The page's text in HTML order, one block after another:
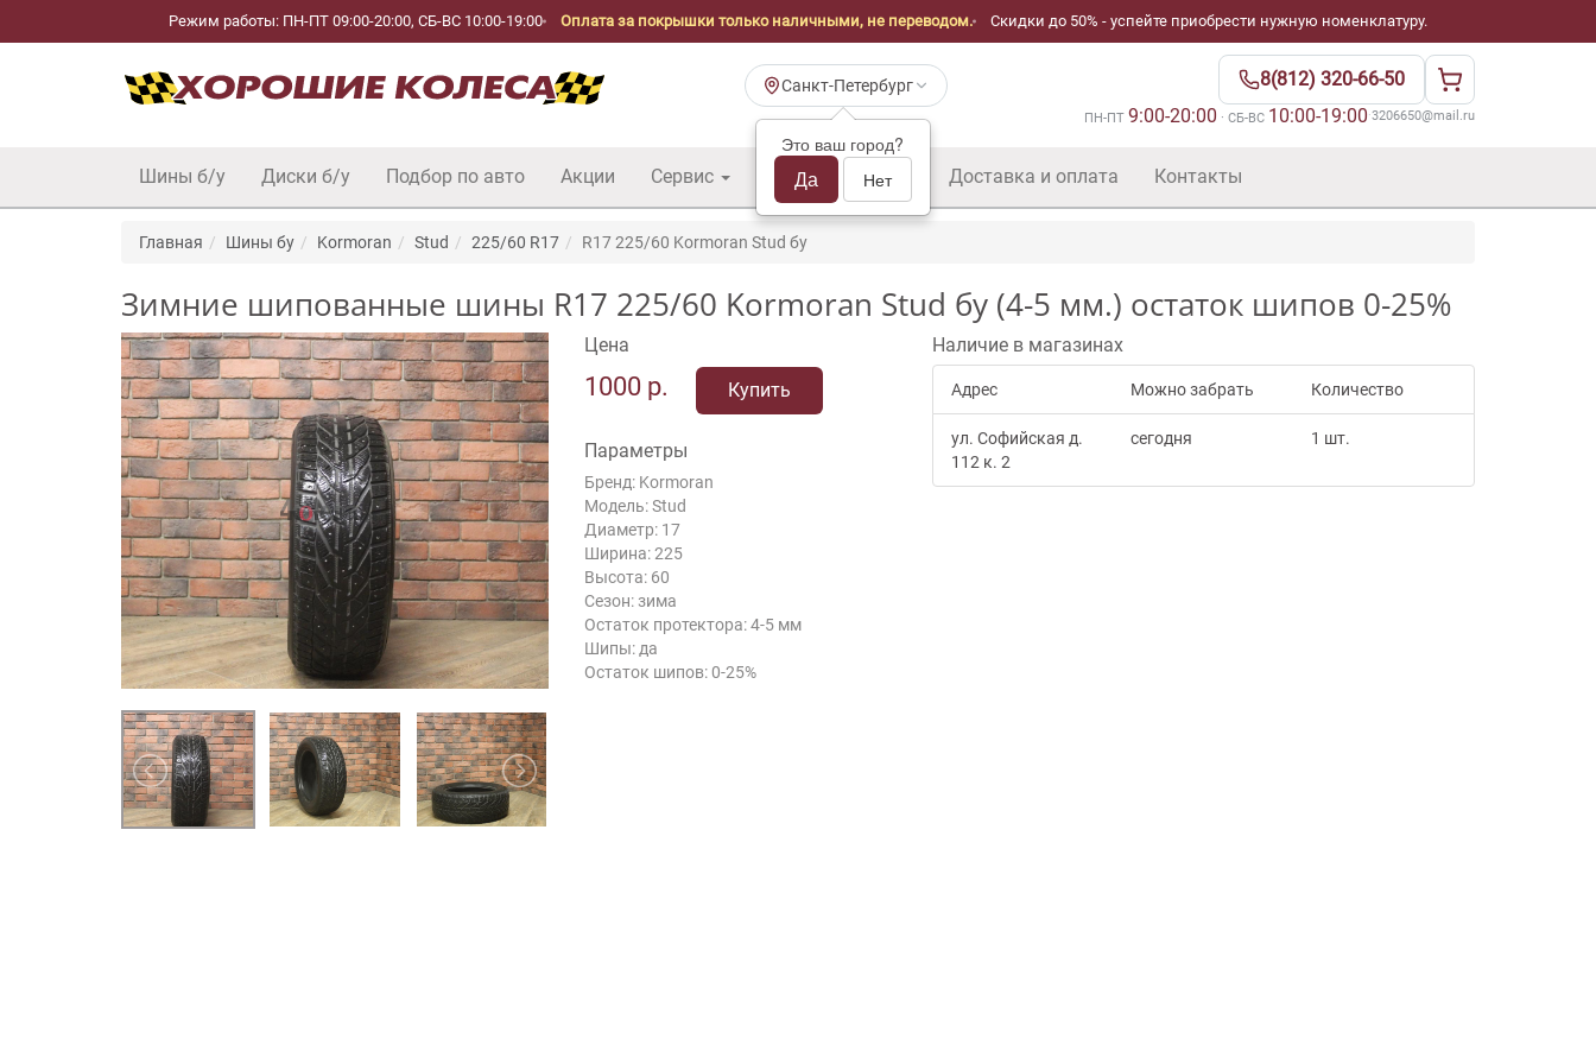
Режим работы: ПН-ПТ 09:00-20:00, СБ-ВС 10:00-19:00 Оплата за покрышки только наличными, не переводом. Скидки до 50% - успейте приобрести нужную номенклатуру.
Санкт-Петербург
Это ваш город?
Да Нет
8(812) 320-66-50
ПН-ПТ 9:00-20:00 · СБ-ВС 10:00-19:00·3206650@mail.ru
Шины б/у Диски б/у Подбор по авто Акции Сервис Шины б/у оптом Доставка и оплата Контакты
Главная Шины бу Kormoran Stud 225/60 R17 R17 225/60 Kormoran Stud бу
Зимние шипованные шины R17 225/60 Kormoran Stud бу (4-5 мм.) остаток шипов 0-25%
Цена
1000 р. Купить
Параметры
Бренд: Kormoran
Модель: Stud
Диаметр: 17
Ширина: 225
Высота: 60
Сезон: зима
Остаток протектора: 4-5 мм
Шипы: да
Остаток шипов: 0-25%
Наличие в магазинах
Адрес Можно забрать Количество
ул. Софийская д.
112 к. 2
сегодня 1 шт.